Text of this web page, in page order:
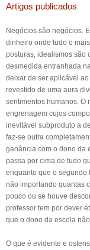
Artigos publicados
Negócios são negócios.
dinheiro onde tudo o
posturas, idealismos são
desmedida entranhada
deixar de ser aplicável
revestido de uma aura
sentimentos humanos. O
engrenagem cujos
inevitável subproduto a
faz-se outra
ganância com o dono da
passa por cima de tudo
enquanto que o segundo
não importando quantas
pouco ou se houve
professor tem por dever
que o dono da escola
O que é evidente e